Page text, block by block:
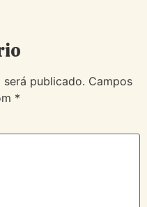
será publicado. Campos
*